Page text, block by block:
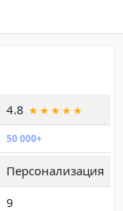
4.8
50 000+
Персонализация
9